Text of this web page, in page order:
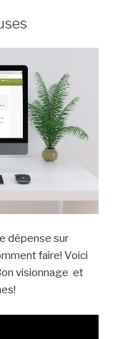
dépense sur
faire! Voici
visionnage et